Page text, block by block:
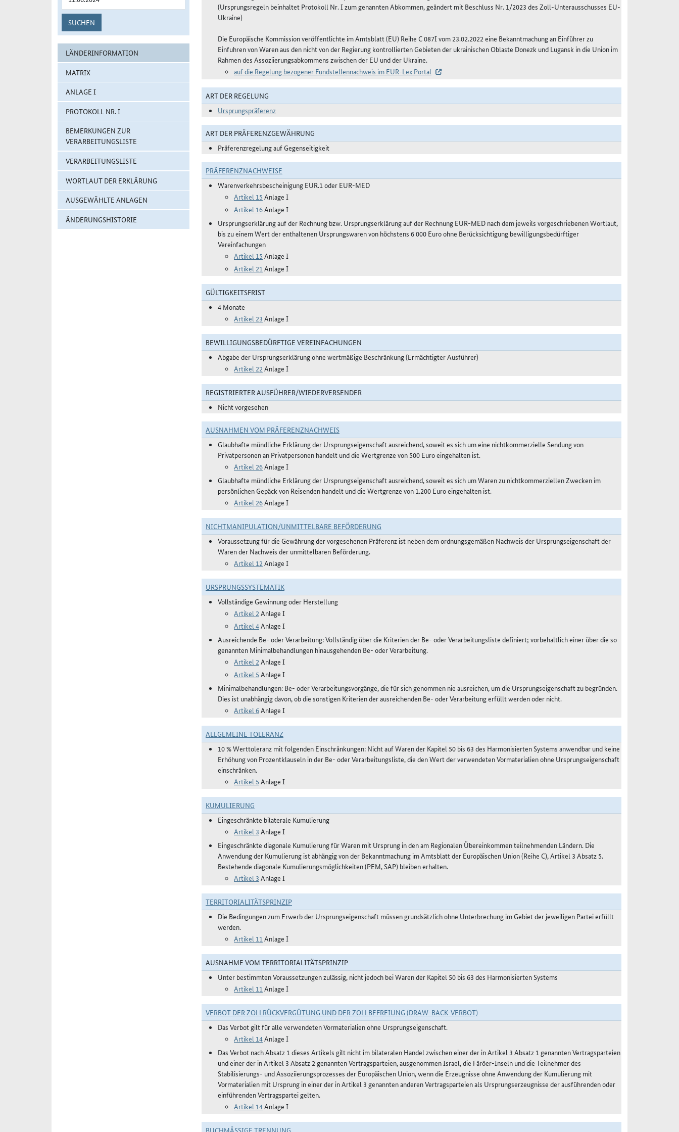
SUCHEN
LÄNDERINFORMATION
MATRIX
ANLAGE I
PROTOKOLL NR. I
BEMERKUNGEN ZUR
VERARBEITUNGSLISTE
VERARBEITUNGSLISTE
WORTLAUT DER ERKLÄRUNG
AUSGEWÄHLTE ANLAGEN
ÄNDERUNGSHISTORIE
(Ursprungsregeln beinhaltet Protokoll Nr. I zum genannten Abkommen, geändert mit Beschluss Nr. 1/2023 des Zoll-Unterausschusses EU-
Ukraine)
Die Europäische Kommission veröffentlichte im Amtsblatt (EU) Reihe C 087I vom 23.02.2022 eine Bekanntmachung an Einführer zu
Einfuhren von Waren aus den nicht von der Regierung kontrollierten Gebieten der ukrainischen Oblaste Donezk und Lugansk in die Union im
Rahmen des Assoziierungsabkommens zwischen der EU und der Ukraine.
auf die Regelung bezogener Fundstellennachweis im EUR-Lex Portal
ART DER REGELUNG
Ursprungspräferenz
ART DER PRÄFERENZGEWÄHRUNG
Präferenzregelung auf Gegenseitigkeit
PRÄFERENZNACHWEISE
Warenverkehrsbescheinigung EUR.1 oder EUR-MED
Artikel 15 Anlage I
Artikel 16Anlage I
Ursprungserklärung auf der Rechnung bzw. Ursprungserklärung auf der Rechnung EUR-MED nach dem jeweils vorgeschriebenen Wortlaut,
bis zu einem Wert der enthaltenen Ursprungswaren von höchstens 6 000 Euro ohne Berücksichtigung bewilligungsbedürftiger
Vereinfachungen
Artikel 15 Anlage I
Artikel 21Anlage I
GÜLTIGKEITSFRIST
4 Monate
Artikel 23 Anlage I
BEWILLIGUNGSBEDÜRFTIGE VEREINFACHUNGEN
Abgabe der Ursprungserklärung ohne wertmäßige Beschränkung (Ermächtigter Ausführer)
Artikel 22 Anlage I
REGISTRIERTER AUSFÜHRER/WIEDERVERSENDER
Nicht vorgesehen
AUSNAHMEN VOM PRÄFERENZNACHWEIS
Glaubhafte mündliche Erklärung der Ursprungseigenschaft ausreichend, soweit es sich um eine nichtkommerzielle Sendung von
Privatpersonen an Privatpersonen handelt und die Wertgrenze von 500 Euro eingehalten ist.
Artikel 26Anlage I
Glaubhafte mündliche Erklärung der Ursprungseigenschaft ausreichend, soweit es sich um Waren zu nichtkommerziellen Zwecken im
persönlichen Gepäck von Reisenden handelt und die Wertgrenze von 1.200 Euro eingehalten ist.
Artikel 26Anlage I
NICHTMANIPULATION/UNMITTELBARE BEFÖRDERUNG
Voraussetzung für die Gewährung der vorgesehenen Präferenz ist neben dem ordnungsgemäßen Nachweis der Ursprungseigenschaft der
Waren der Nachweis der unmittelbaren Beförderung.
Artikel 12 Anlage I
URSPRUNGSSYSTEMATIK
Vollständige Gewinnung oder Herstellung
Artikel 2 Anlage I
Artikel 4Anlage I
Ausreichende Be- oder Verarbeitung: Vollständig über die Kriterien der Be- oder Verarbeitungsliste definiert; vorbehaltlich einer über die so
genannten Minimalbehandlungen hinausgehenden Be- oder Verarbeitung.
Artikel 2 Anlage I
Artikel 5 Anlage I
Minimalbehandlungen: Be- oder Verarbeitungsvorgänge, die für sich genommen nie ausreichen, um die Ursprungseigenschaft zu begründen.
Dies ist unabhängig davon, ob die sonstigen Kriterien der ausreichenden Be- oder Verarbeitung erfüllt werden oder nicht.
Artikel 6Anlage I
ALLGEMEINE TOLERANZ
10 % Werttoleranz mit folgenden Einschränkungen: Nicht auf Waren der Kapitel 50 bis 63 des Harmonisierten Systems anwendbar und keine
Erhöhung von Prozentklauseln in der Be- oder Verarbeitungsliste, die den Wert der verwendeten Vormaterialien ohne Ursprungseigenschaft
einschränken.
Artikel 5 Anlage I
KUMULIERUNG
Eingeschränkte bilaterale Kumulierung
Artikel 3 Anlage I
Eingeschränkte diagonale Kumulierung für Waren mit Ursprung in den am Regionalen Übereinkommen teilnehmenden Ländern. Die
Anwendung der Kumulierung ist abhängig von der Bekanntmachung im Amtsblatt der Europäischen Union (Reihe C), Artikel 3 Absatz 5.
Bestehende diagonale Kumulierungsmöglichkeiten (PEM, SAP) bleiben erhalten.
Artikel 3 Anlage I
TERRITORIALITÄTSPRINZIP
Die Bedingungen zum Erwerb der Ursprungseigenschaft müssen grundsätzlich ohne Unterbrechung im Gebiet der jeweiligen Partei erfüllt
werden.
Artikel 11Anlage I
AUSNAHME VOM TERRITORIALITÄTSPRINZIP
Unter bestimmten Voraussetzungen zulässig, nicht jedoch bei Waren der Kapitel 50 bis 63 des Harmonisierten Systems
Artikel 11Anlage I
VERBOT DER ZOLLRÜCKVERGÜTUNG UND DER ZOLLBEFREIUNG (DRAW-BACK-VERBOT)
Das Verbot gilt für alle verwendeten Vormaterialien ohne Ursprungseigenschaft.
Artikel 14Anlage I
Das Verbot nach Absatz 1 dieses Artikels gilt nicht im bilateralen Handel zwischen einer der in Artikel 3 Absatz 1 genannten Vertragsparteien
und einer der in Artikel 3 Absatz 2 genannten Vertragsparteien, ausgenommen Israel, die Färöer-Inseln und die Teilnehmer des
Stabilisierungs- und Assoziierungsprozesses der Europäischen Union, wenn die Erzeugnisse ohne Anwendung der Kumulierung mit
Vormaterialien mit Ursprung in einer der in Artikel 3 genannten anderen Vertragsparteien als Ursprungserzeugnisse der ausführenden oder
einführenden Vertragspartei gelten.
Artikel 14Anlage I
BUCHMÄSSIGE TRENNUNG